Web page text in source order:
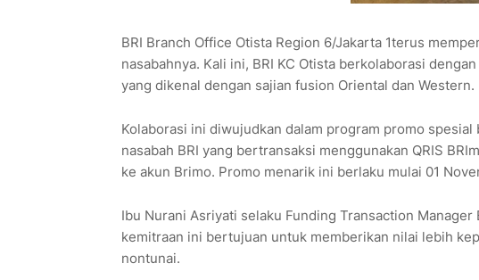
BRI Branch Office Otista Region 6/Jakarta 1terus
nasabahnya. Kali ini, BRI KC Otista berkolaborasi
yang dikenal dengan sajian fusion Oriental dan Western.
Kolaborasi ini diwujudkan dalam program promo
nasabah BRI yang bertransaksi menggunakan QRIS
ke akun Brimo. Promo menarik ini berlaku mulai 01
Ibu Nurani Asriyati selaku Funding Transaction Manager
kemitraan ini bertujuan untuk memberikan nilai lebih
nontunai.